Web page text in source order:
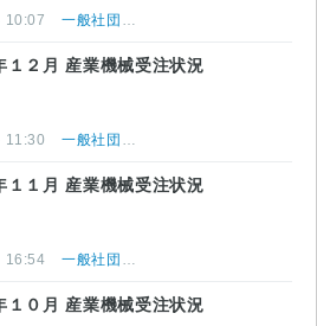
10:07 一般社団法人 日本産業機械工業会
１２月 産業機械受注状況
11:30 一般社団法人 日本産業機械工業会
１１月 産業機械受注状況
16:54 一般社団法人 日本産業機械工業会
１０月 産業機械受注状況